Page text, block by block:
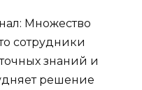
Множество
сотрудники
знаний и
решение